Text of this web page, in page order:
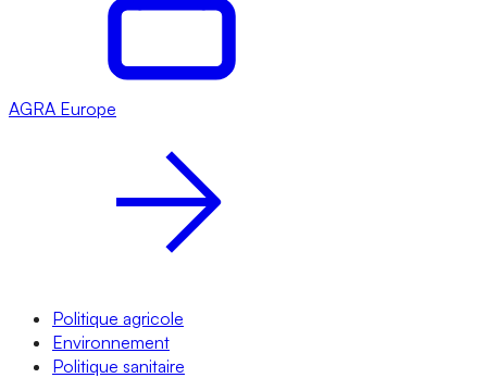
AGRA Europe
Politique agricole
Environnement
Politique sanitaire